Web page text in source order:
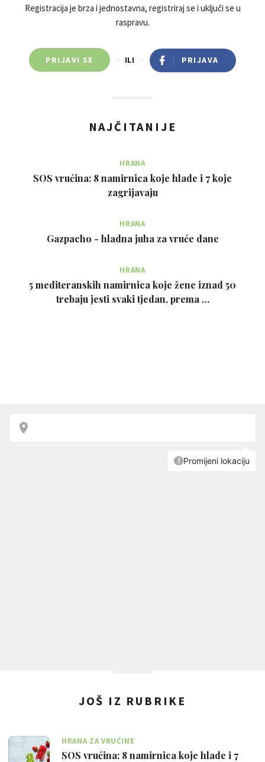
Registracija je brza i jednostavna, registriraj se i uključi se u
raspravu.
PRIJAVI SE ILI PRIJAVA
NAJČITANIJE
HRANA
SOS vrućina: 8 namirnica koje hlade i 7 koje
zagrijavaju
HRANA
Gazpacho - hladna juha za vruće dane
HRANA
5 mediteranskih namirnica koje žene iznad 50
trebaju jesti svaki tjedan, prema …
JOŠ IZ RUBRIKE
HRANA ZA VRUĆINE
SOS vrućina: 8 namirnica koje hlade i 7